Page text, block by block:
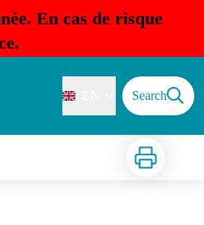
En cas de risque
Search
Print